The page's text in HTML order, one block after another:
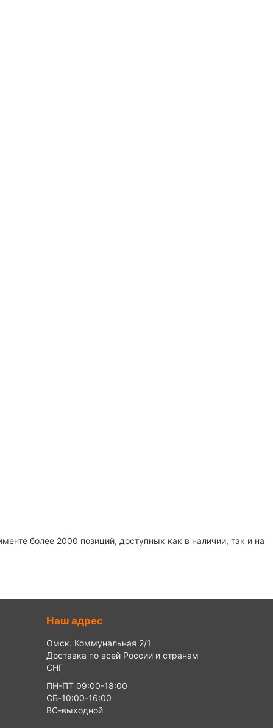
более 2000 позиций, доступных как в наличии, так и на
Наш адрес
Омск. Коммунальная 2/1
Доставка по всей России и странам
СНГ
ПН-ПТ 09:00-18:00
СБ-10:00-16:00
ВС-выходной